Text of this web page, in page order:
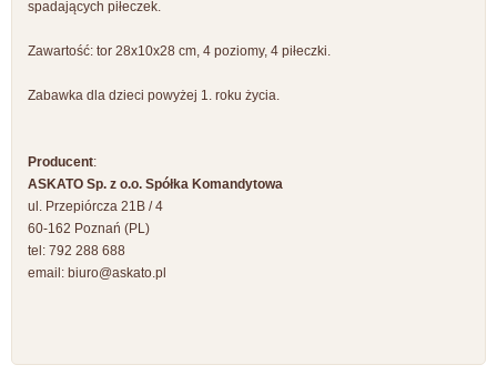
spadających piłeczek.
Zawartość: tor 28x10x28 cm, 4 poziomy, 4 piłeczki.
Zabawka dla dzieci powyżej 1. roku życia.
Producent:
ASKATO Sp. z o.o. Spółka Komandytowa
ul. Przepiórcza 21B / 4
60-162 Poznań (PL)
tel: 792 288 688
email: biuro@askato.pl